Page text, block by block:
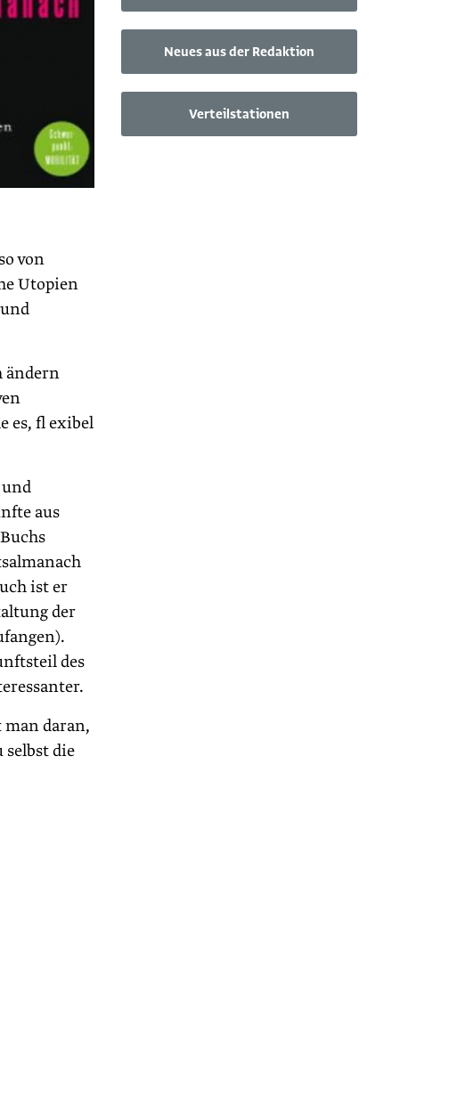
von
Utopien
ändern
es, fl exibel
aus
ist er
der
des
man daran,
selbst die
Neues aus der Redaktion
Verteilstationen